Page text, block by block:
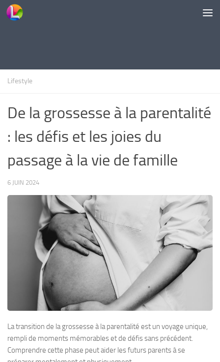
Skip to content
Lifestyle
De la grossesse à la parentalité
: les défis et les joies du
passage à la vie de famille
6 JUIN 2024
La transition de la grossesse à la parentalité est un voyage unique,
rempli de moments mémorables et de défis sans précédent.
Comprendre cette phase peut aider les futurs parents à se